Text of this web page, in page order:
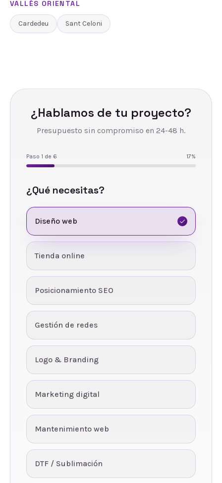
VALLÈS ORIENTAL
Cardedeu Sant Celoni
¿Hablamos de tu proyecto?
Presupuesto sin compromiso en 24-48 h.
Paso 1 de 6 17%
¿Qué necesitas?
Diseño web
Tienda online
Posicionamiento SEO
Gestión de redes
Logo & Branding
Marketing digital
Mantenimiento web
DTF / Sublimación